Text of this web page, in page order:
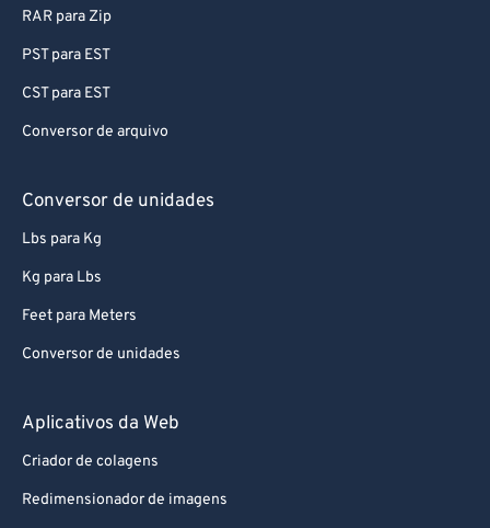
RAR para Zip
PST para EST
CST para EST
Conversor de arquivo
Conversor de unidades
Lbs para Kg
Kg para Lbs
Feet para Meters
Conversor de unidades
Aplicativos da Web
Criador de colagens
Redimensionador de imagens